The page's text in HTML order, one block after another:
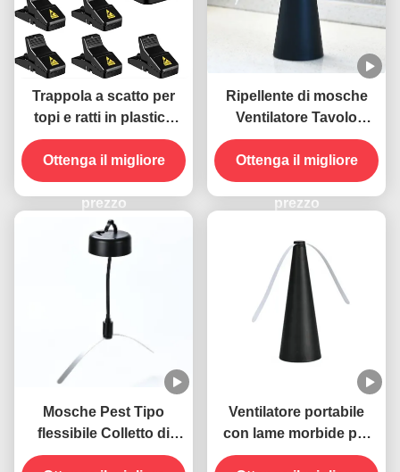
Trappola a scatto per
topi e ratti in plastica
resistente
Ottenga il migliore
prezzo
Ripellente di mosche
Ventilatore Tavolo
portatile Tenere le
mosche lontano con
lame morbide Materiale
ABS PET
Ottenga il migliore
prezzo
Mosche Pest Tipo
flessibile Colletto di
gallina USB Azionato
Ventilatore portabile
con lame morbide per
allontanare le mosche